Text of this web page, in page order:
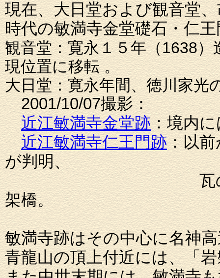
現在、大日堂および観音堂
時代の敏満寺金堂礎石・仁
観音堂：寛永１５年（1638
現位置に移転 。
大日堂：寛永年間、徳川家光
2001/10/07撮影：
近江敏満寺金堂跡：境内
近江敏満寺仁王門跡：以
が判明、
瓦の出土が無く、檜
架橋。
敏満寺跡はその中心に名神
青龍山の頂上付近には、「